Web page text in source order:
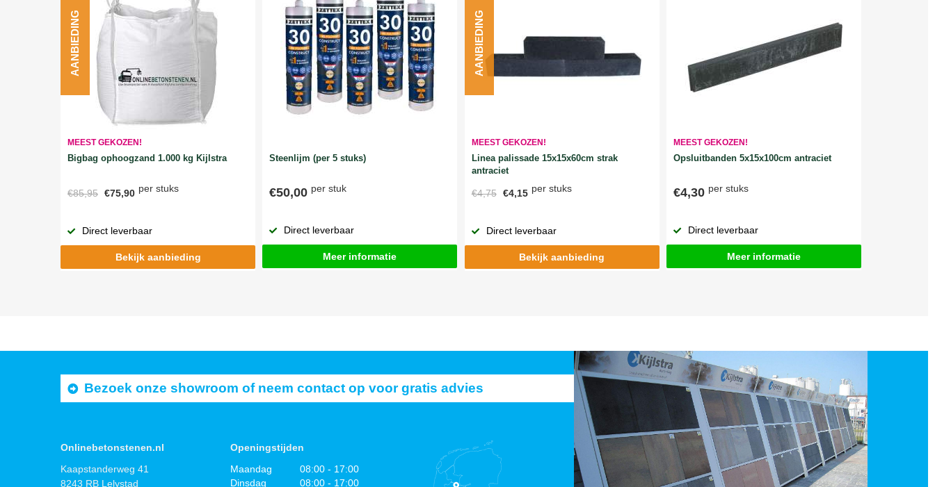
MEEST GEKOZEN!
Bigbag ophoogzand 1.000 kg Kijlstra
€85,95 €75,90 per stuks
AANBIEDING
Direct leverbaar
Bekijk aanbieding
Steenlijm (per 5 stuks)
€50,00 per stuk
Direct leverbaar
Meer informatie
MEEST GEKOZEN!
Linea palissade 15x15x60cm strak
antraciet
€4,75 €4,15 per stuks
AANBIEDING
Direct leverbaar
Bekijk aanbieding
MEEST GEKOZEN!
Opsluitbanden 5x15x100cm antraciet
€4,30 per stuks
Direct leverbaar
Meer informatie
Bezoek onze showroom of neem contact op voor gratis advies
Onlinebetonstenen.nl
Kaapstanderweg 41
8243 RB Lelystad
Openingstijden
Maandag
08:00 - 17:00
Dinsdag
08:00 - 17:00